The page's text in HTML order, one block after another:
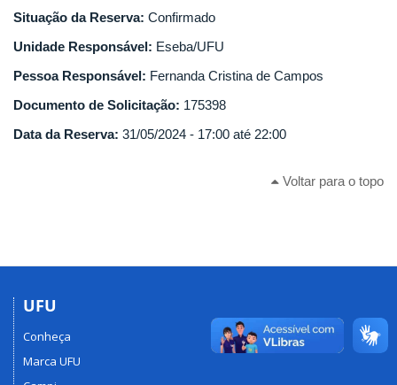
Situação da Reserva: Confirmado
Unidade Responsável: Eseba/UFU
Pessoa Responsável: Fernanda Cristina de Campos
Documento de Solicitação: 175398
Data da Reserva: 31/05/2024 - 17:00 até 22:00
Voltar para o topo
UFU
Conheça
Marca UFU